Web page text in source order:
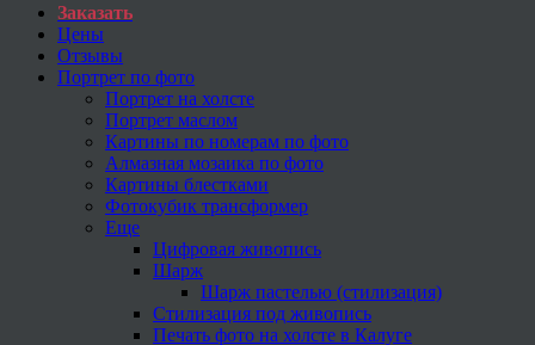
Заказать
Цены
Отзывы
Портрет по фото
Портрет на холсте
Портрет маслом
Картины по номерам по фото
Алмазная мозаика по фото
Картины блестками
Фотокубик трансформер
Еще
Цифровая живопись
Шарж
Шарж пастелью (стилизация)
Стилизация под живопись
Печать фото на холсте в Калуге